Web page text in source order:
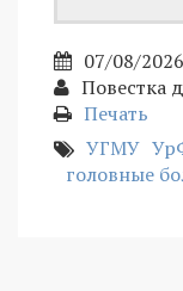
07/08/
Повестка
Печать
УГМУ
головные